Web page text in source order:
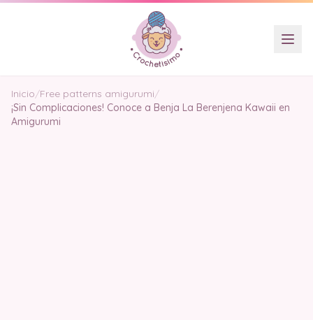
Inicio/Free patterns amigurumi/
¡Sin Complicaciones! Conoce a Benja La Berenjena Kawaii en
Amigurumi